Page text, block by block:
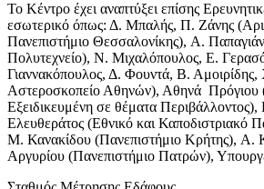
Το Κέντρο έχει αναπτύξει επίσης
εσωτερικό όπως: Δ. Μπαλής, Π. Ζάνης
Πανεπιστήμιο Θεσσαλονίκης), A.
Πολυτεχνείο), Ν. Μιχαλόπουλος, Ε.
Γιαννακόπουλος, Δ. Φουντά, Β.
Αστεροσκοπείο Αθηνών), Αθηνά Πρόγιου
Εξειδικευμένη σε θέματα
Ελευθεράτος (Εθνικό και Καποδιστριακό
Μ. Κανακίδου (Πανεπιστήμιο Κρήτης), A.
Αργυρίου (Πανεπιστήμιο Πατρών),